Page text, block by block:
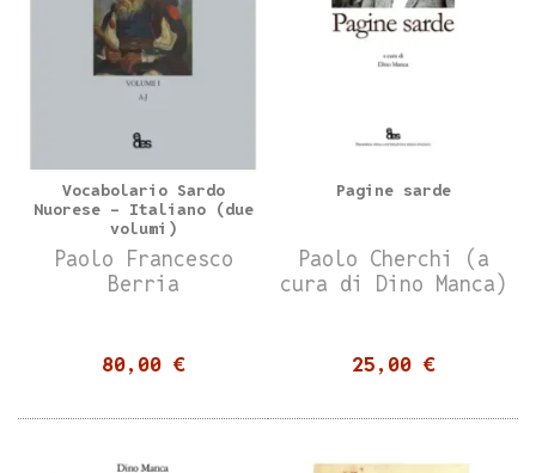
Vocabolario Sardo
Nuorese - Italiano (due
volumi)
Paolo Francesco
Berria
80,00 €
Pagine sarde
Paolo Cherchi (a
cura di Dino Manca)
25,00 €